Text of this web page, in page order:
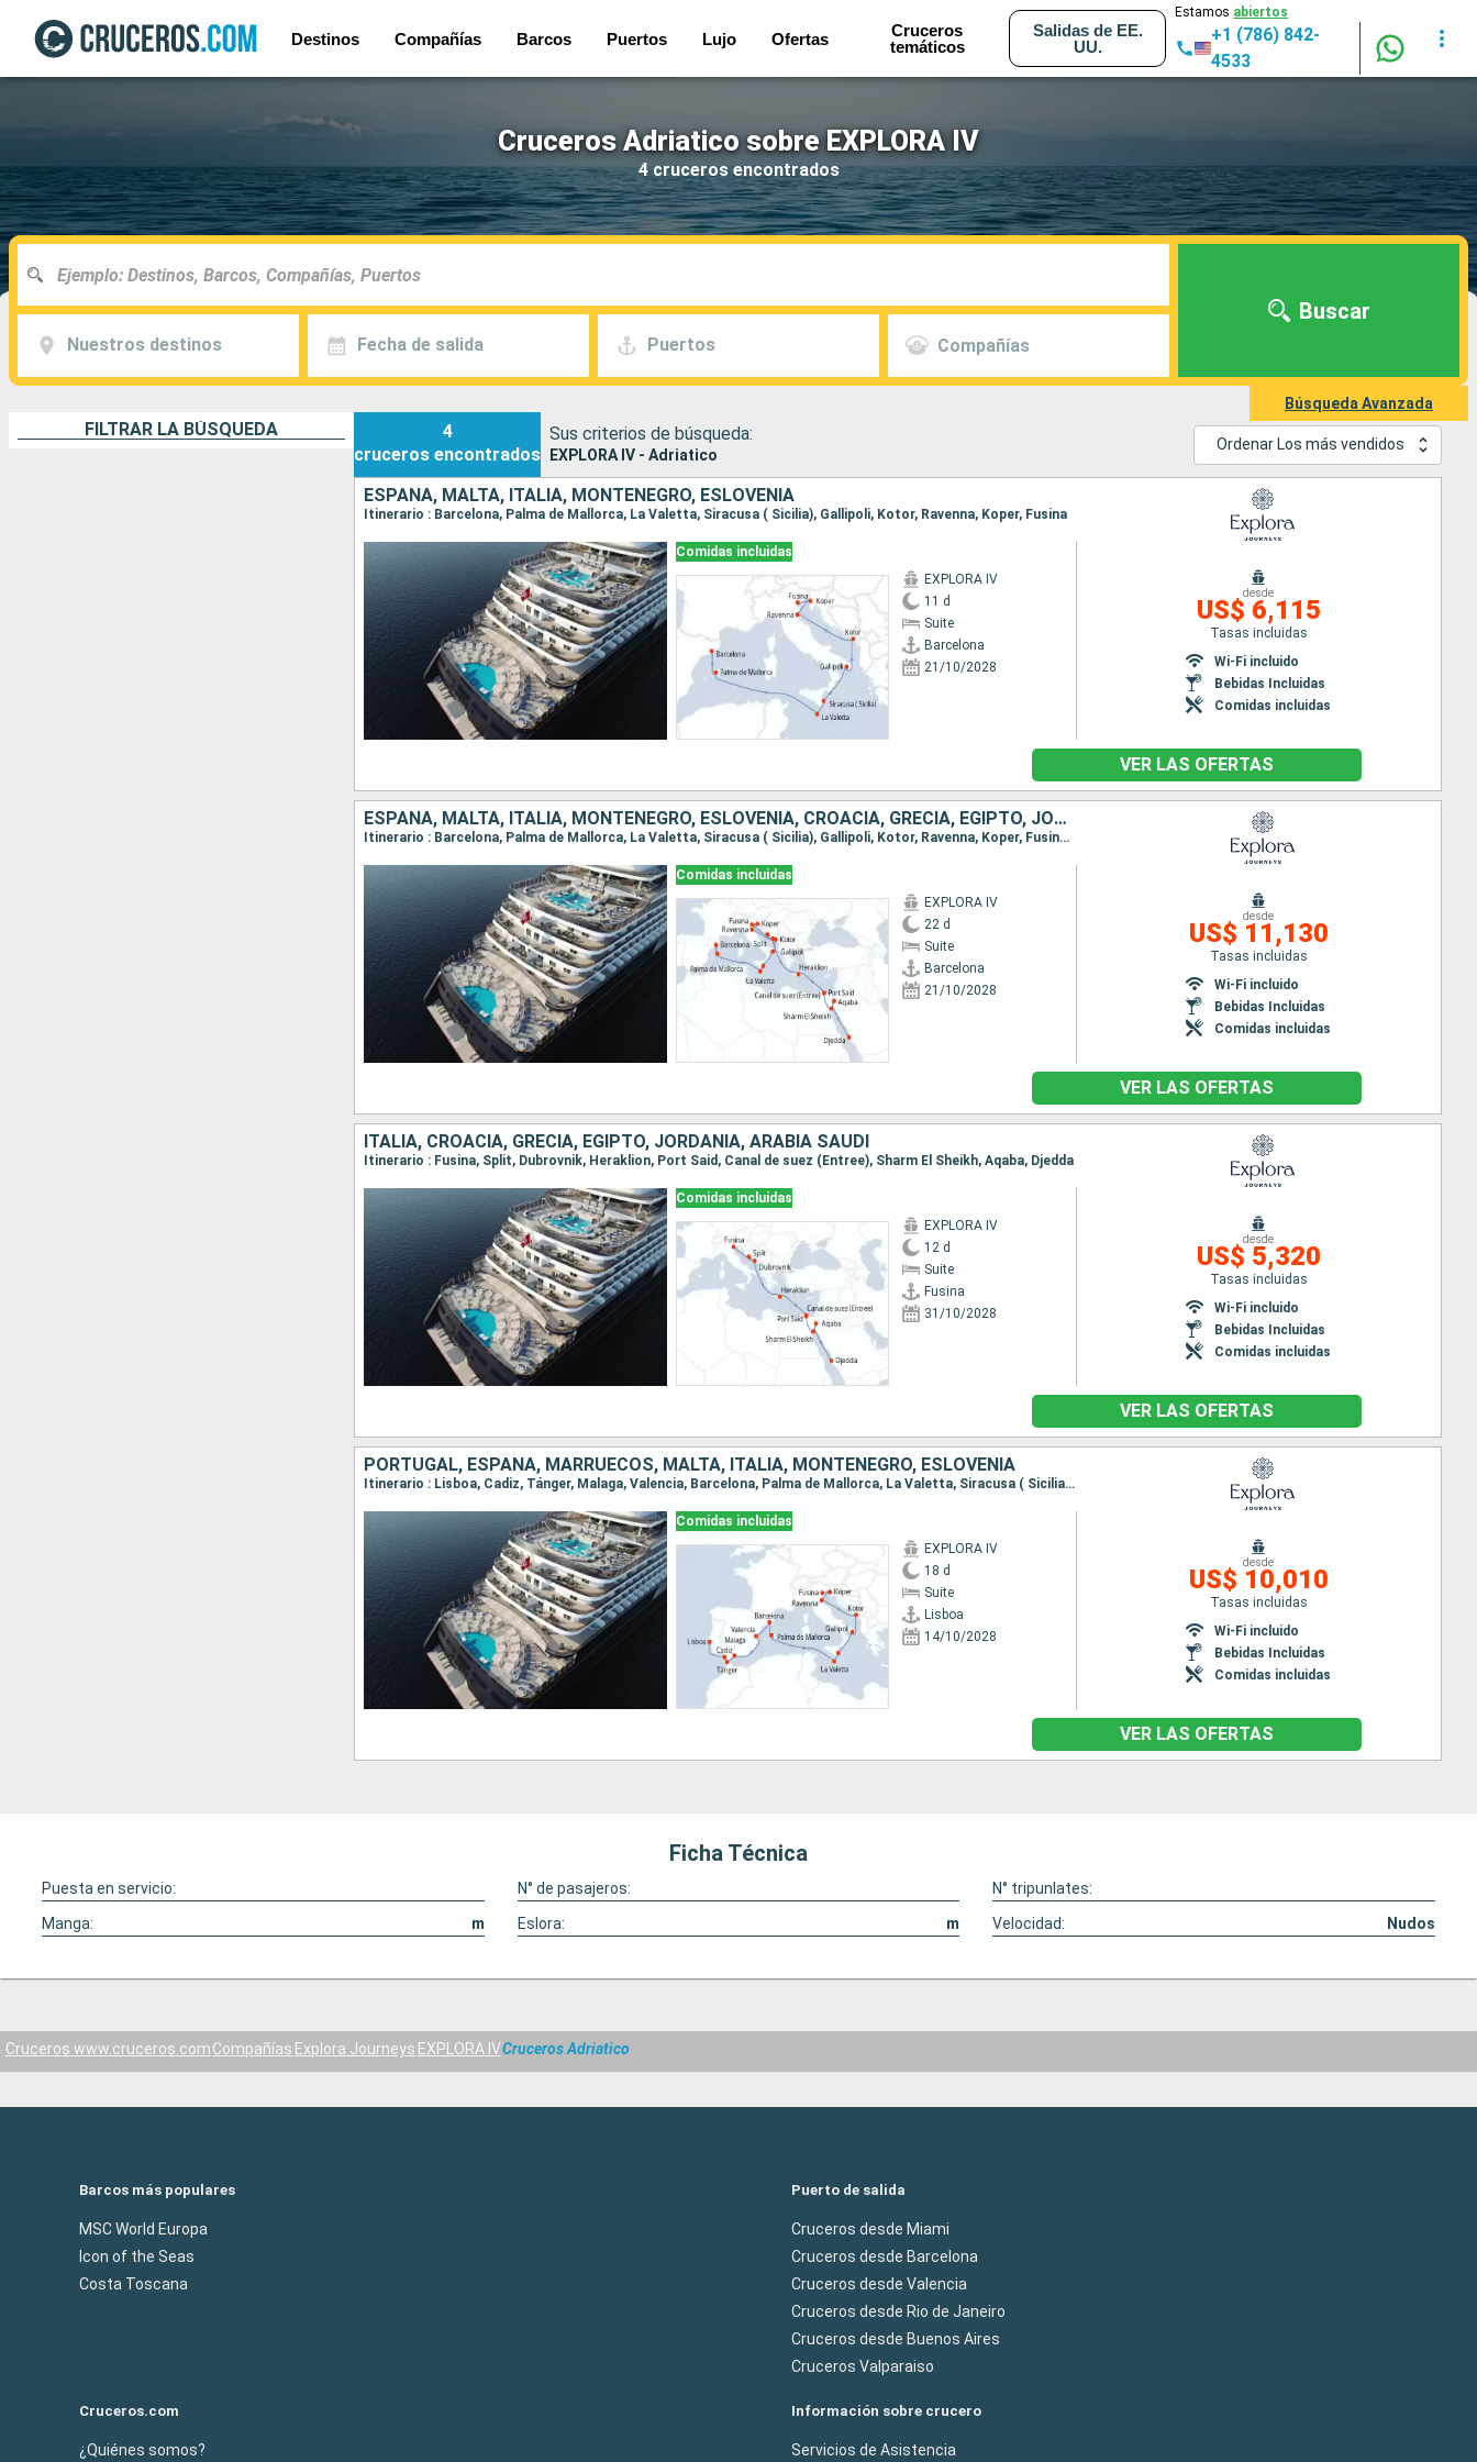
Destinos Compañías Barcos Puertos Lujo Ofertas
Cruceros
temáticos
Salidas de EE.
UU.
Estamos abiertos
+1 (786) 842-
4533
Cruceros Adriatico sobre EXPLORA IV
4 cruceros encontrados
Nuestros destinos Fecha de salida Puertos Compañías
Buscar
Búsqueda Avanzada
FILTRAR LA BÚSQUEDA
4
cruceros encontrados
Sus criterios de búsqueda:
EXPLORA IV - Adriatico
Ordenar Los más vendidos
ESPAÑA, MALTA, ITALIA, MONTENEGRO, ESLOVENIA
Itinerario : Barcelona, Palma de Mallorca, La Valetta, Siracusa ( Sicilia), Gallipoli, Kotor, Ravenna, Koper, Fusina
Comidas incluidas
EXPLORA IV
11 d
Suite
Barcelona
21/10/2028
desde
US$ 6,115
Tasas incluidas
Wi-Fi incluido
Bebidas Incluidas
Comidas incluidas
VER LAS OFERTAS
ESPAÑA, MALTA, ITALIA, MONTENEGRO, ESLOVENIA, CROACIA, GRECIA, EGIPTO, JORDANIA, ARABIA SAUDÍ
Itinerario : Barcelona, Palma de Mallorca, La Valetta, Siracusa ( Sicilia), Gallipoli, Kotor, Ravenna, Koper, Fusina, Split, Dubrovnik, Heraklion, Port Said, Canal de suez (Entree), Sharm El Sheikh, Aqaba, Djedda
Comidas incluidas
EXPLORA IV
22 d
Suite
Barcelona
21/10/2028
desde
US$ 11,130
Tasas incluidas
Wi-Fi incluido
Bebidas Incluidas
Comidas incluidas
VER LAS OFERTAS
ITALIA, CROACIA, GRECIA, EGIPTO, JORDANIA, ARABIA SAUDÍ
Itinerario : Fusina, Split, Dubrovnik, Heraklion, Port Said, Canal de suez (Entree), Sharm El Sheikh, Aqaba, Djedda
Comidas incluidas
EXPLORA IV
12 d
Suite
Fusina
31/10/2028
desde
US$ 5,320
Tasas incluidas
Wi-Fi incluido
Bebidas Incluidas
Comidas incluidas
VER LAS OFERTAS
PORTUGAL, ESPAÑA, MARRUECOS, MALTA, ITALIA, MONTENEGRO, ESLOVENIA
Itinerario : Lisboa, Cadiz, Tánger, Malaga, Valencia, Barcelona, Palma de Mallorca, La Valetta, Siracusa ( Sicilia), Gallipoli, Kotor, Ravenna, Koper, Fusina
Comidas incluidas
EXPLORA IV
18 d
Suite
Lisboa
14/10/2028
desde
US$ 10,010
Tasas incluidas
Wi-Fi incluido
Bebidas Incluidas
Comidas incluidas
VER LAS OFERTAS
Ficha Técnica
Puesta en servicio: N° de pasajeros:
N° tripunlates:
Manga:
m Eslora: m Velocidad: Nudos
Cruceros www.cruceros.comCompañías Explora Journeys EXPLORA IVCruceros Adriatico
Barcos más populares
MSC World Europa
Icon of the Seas
Costa Toscana
Puerto de salida
Cruceros desde Miami
Cruceros desde Barcelona
Cruceros desde Valencia
Cruceros desde Rio de Janeiro
Cruceros desde Buenos Aires
Cruceros Valparaiso
Cruceros.com
¿Quiénes somos?
Información sobre crucero
Servicios de Asistencia